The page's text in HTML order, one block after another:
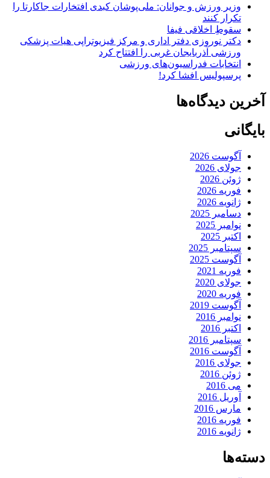
وزیر ورزش و جوانان: ملی‌پوشان کبدی افتخارات جاکارتا را
تکرار کنند
سقوطِ اخلاقی فیفا
دکتر نوروزی دفتر اداری و مرکز فیزیوتراپی هیات پزشکی
ورزشی آذربایجان غربی را افتتاح کرد
انتخابات فدراسیون‌های ورزشی
پرسپولیس افشا کرد!
آخرین دیدگاه‌ها
بایگانی
آگوست 2026
جولای 2026
ژوئن 2026
فوریه 2026
ژانویه 2026
دسامبر 2025
نوامبر 2025
اکتبر 2025
سپتامبر 2025
آگوست 2025
فوریه 2021
جولای 2020
فوریه 2020
آگوست 2019
نوامبر 2016
اکتبر 2016
سپتامبر 2016
آگوست 2016
جولای 2016
ژوئن 2016
می 2016
آوریل 2016
مارس 2016
فوریه 2016
ژانویه 2016
دسته‌ها